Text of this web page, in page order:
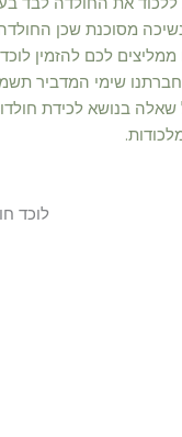
מסוכנת שכן
ממליצים לכם להזמין
שימי המדביר
בנושא לכידת